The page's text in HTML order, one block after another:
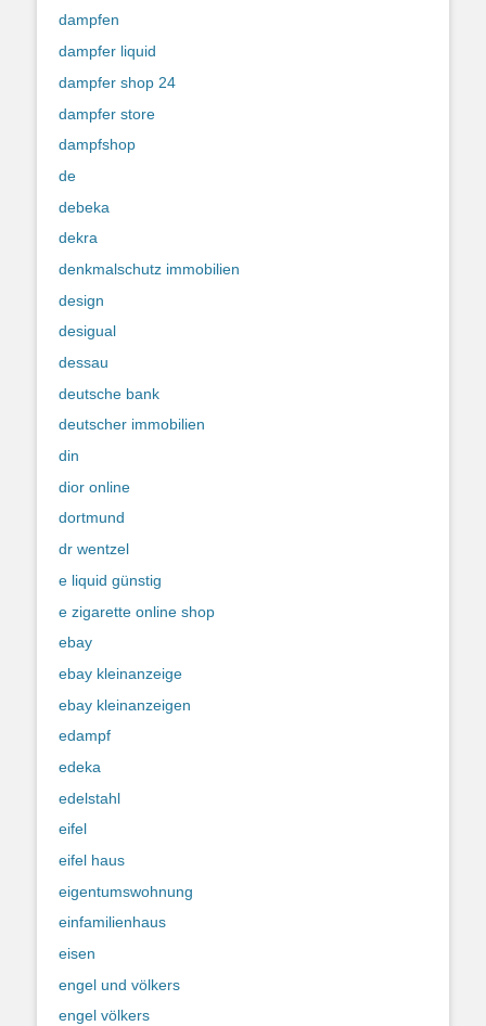
dampfen
dampfer liquid
dampfer shop 24
dampfer store
dampfshop
de
debeka
dekra
denkmalschutz immobilien
design
desigual
dessau
deutsche bank
deutscher immobilien
din
dior online
dortmund
dr wentzel
e liquid günstig
e zigarette online shop
ebay
ebay kleinanzeige
ebay kleinanzeigen
edampf
edeka
edelstahl
eifel
eifel haus
eigentumswohnung
einfamilienhaus
eisen
engel und völkers
engel völkers